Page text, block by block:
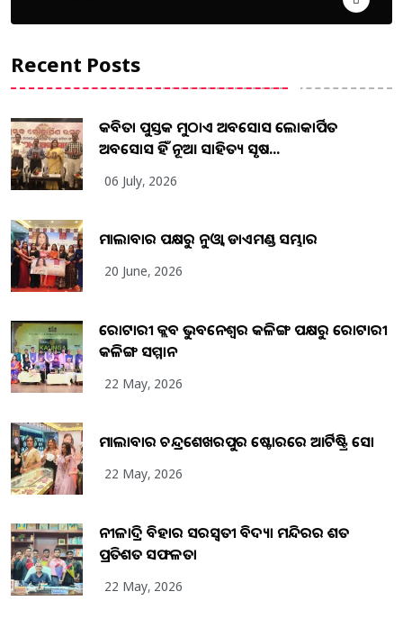
Recent Posts
କବିତା ପୁସ୍ତକ ମୁଠାଏ ଅବସୋସ ଲୋକାର୍ପିତ
ଅବସୋସ ହିଁ ନୂଆ ସାହିତ୍ୟ ସୃଷ...
06 July, 2026
ମାଲାବାର ପକ୍ଷରୁ ନୁଓ୍ବା ଡାଏମଣ୍ଡ ସମ୍ଭାର
20 June, 2026
ରୋଟାରୀ କ୍ଲବ ଭୁବନେଶ୍ୱର କଳିଙ୍ଗ ପକ୍ଷରୁ ରୋଟାରୀ
କଳିଙ୍ଗ ସମ୍ମାନ
22 May, 2026
ମାଲାବାର ଚନ୍ଦ୍ରଶେଖରପୁର ଷ୍ଟୋରରେ ଆର୍ଟିଷ୍ଟ୍ରି ସୋ
22 May, 2026
ନୀଳାଦ୍ରି ବିହାର ସରସ୍ୱତୀ ବିଦ୍ୟା ମନ୍ଦିରର ଶତ
ପ୍ରତିଶତ ସଫଳତା
22 May, 2026